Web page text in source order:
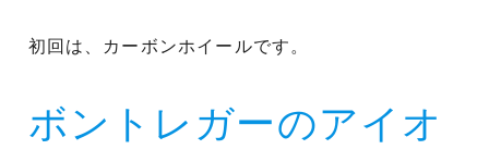
初回は、カーボンホイールです。
ボントレガーのアイオ